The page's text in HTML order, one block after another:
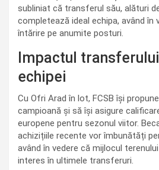
subliniat că transferul său, alături
completează ideal echipa, având în
întărire pe anumite posturi.
Impactul
echipei
Cu Ofri Arad în lot, FCSB își
campioană și să își asigure
europene pentru sezonul viitor.
achizițiile recente vor îmbunătăți
având în vedere că mijlocul
interes în ultimele transferuri.